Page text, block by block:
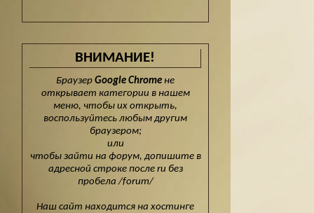
ВНИМАНИЕ!
Браузер Google Chrome не
открывает категории в нашем
меню, чтобы их открыть,
воспользуйтесь любым другим
браузером;
или
чтобы зайти на форум, допишите в
адресной строке после ru без
пробела /forum/
Наш сайт находится на хостинге